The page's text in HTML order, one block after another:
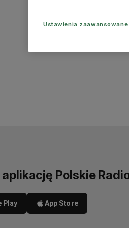
aplikację Polskie
Play App Store
Ustawienia zaawansowane